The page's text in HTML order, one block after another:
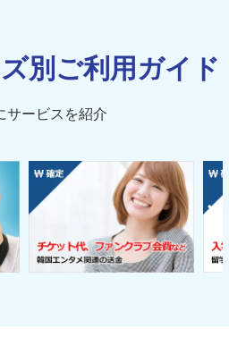
別ご利用ガイド
サービスを紹介